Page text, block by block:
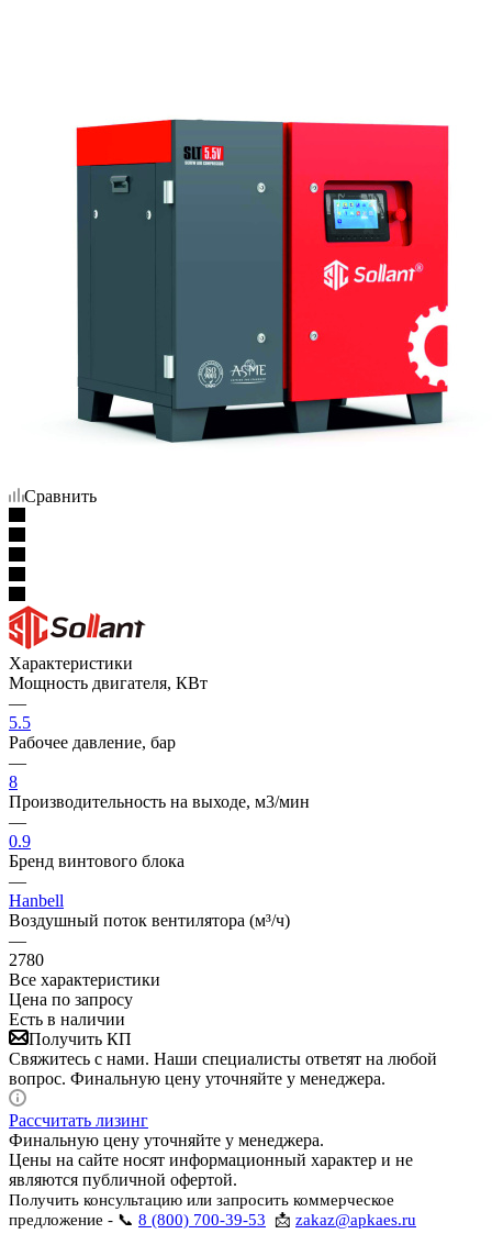
Сравнить
Характеристики
Мощность двигателя, КВт
—
5.5
Рабочее давление, бар
—
8
Производительность на выходе, м3/мин
—
0.9
Бренд винтового блока
—
Hanbell
Воздушный поток вентилятора (м³/ч)
—
2780
Все характеристики
Цена по запросу
Есть в наличии
Получить КП
Свяжитесь с нами. Наши специалисты ответят на любой
вопрос. Финальную цену уточняйте у менеджера.
Рассчитать лизинг
Финальную цену уточняйте у менеджера.
Цены на сайте носят информационный характер и не
являются публичной офертой.
Получить консультацию или запросить коммерческое
предложение - 📞 8 (800) 700-39-53 📩 zakaz@apkaes.ru